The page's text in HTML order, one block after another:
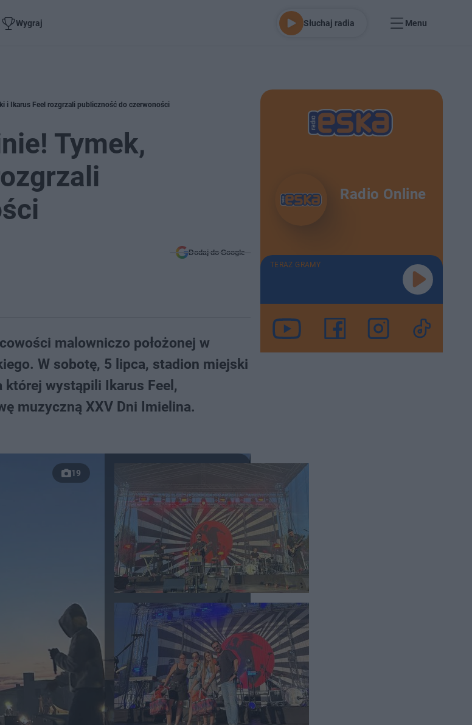
Wygraj Słuchaj radia Menu
i Ikarus Feel rozgrzali publiczność do czerwoności
Tymek,
Dodaj do Google
malowniczo położonej w
W sobotę, 5 lipca, stadion miejski
której wystąpili Ikarus Feel,
muzyczną XXV Dni Imielina.
19
Radio Online
TERAZ GRAMY